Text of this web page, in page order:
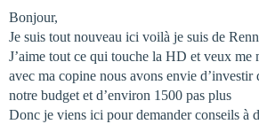
Bonjour,
Je suis tout nouveau ici voilà je suis de
J’aime tout ce qui touche la HD et veux me
avec ma copine nous avons envie d’investir
notre budget et d’environ 1500 pas plus
Donc je viens ici pour demander conseils à